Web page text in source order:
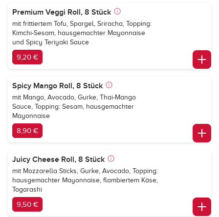
Premium Veggi Roll, 8 Stück
mit frittiertem Tofu, Spargel, Sriracha, Topping:
Kimchi-Sesam, hausgemachter Mayonnaise
und Spicy Teriyaki Sauce
9,20 €
Spicy Mango Roll, 8 Stück
mit Mango, Avocado, Gurke, Thai-Mango
Sauce, Topping: Sesam, hausgemachter
Mayonnaise
8,90 €
Juicy Cheese Roll, 8 Stück
mit Mozzarella Sticks, Gurke, Avocado, Topping:
hausgemachter Mayonnaise, flambiertem Käse,
Togarashi
9,50 €